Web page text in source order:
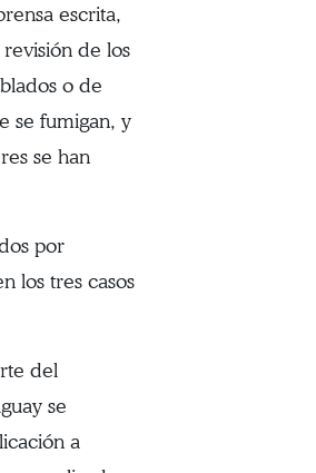
escrita,
de los
o de
se fumigan, y
se han
por
los tres casos
del
se
a